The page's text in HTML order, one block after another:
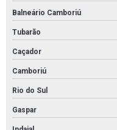
Balneário Camboriú
Tubarão
Caçador
Camboriú
Rio do Sul
Gaspar